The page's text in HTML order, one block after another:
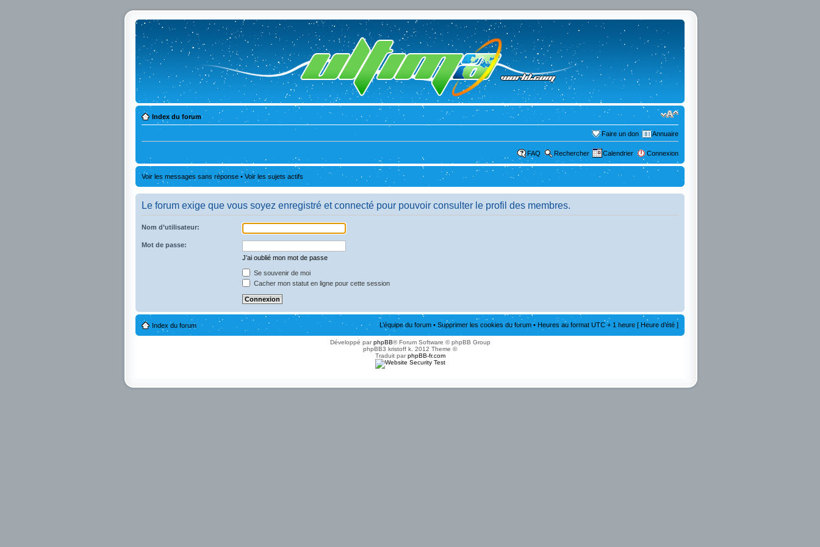
Index du forum
Faire un don Annuaire
FAQ Rechercher Calendrier Connexion
Voir les messages sans réponse • Voir les sujets actifs
Le forum exige que vous soyez enregistré et connecté pour pouvoir consulter le profil des membres.
Nom d’utilisateur:
Mot de passe:
J’ai oublié mon mot de passe
Se souvenir de moi
Cacher mon statut en ligne pour cette session
Index du forum L’équipe du forum • Supprimer les cookies du forum • Heures au format UTC + 1 heure [ Heure d’été ]
Développé parphpBB® Forum Software © phpBB Group
phpBB3 kristoff k. 2012 Theme ©
Traduit parphpBB-fr.com